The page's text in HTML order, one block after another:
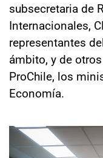
subsecretaria de
Internacionales,
representantes
ámbito, y de
ProChile, los
Economía.